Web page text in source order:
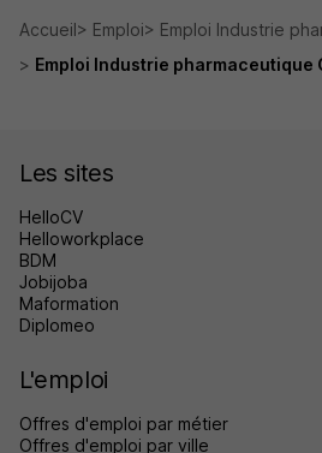
Accueil Emploi
Emploi Industrie
Emploi Industrie pharmaceutique
Les sites
HelloCV
Helloworkplace
BDM
Jobijoba
Maformation
Diplomeo
L'emploi
Offres d'emploi par métier
Offres d'emploi par ville